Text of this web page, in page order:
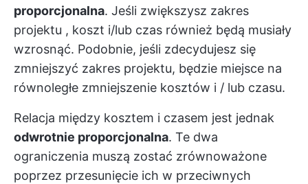
proporcjonalna. Jeśli zwiększysz zakres
projektu , koszt i/lub czas również będą musiały
wzrosnąć. Podobnie, jeśli zdecydujesz się
zmniejszyć zakres projektu, będzie miejsce na
równoległe zmniejszenie kosztów i / lub czasu.
Relacja między kosztem i czasem jest jednak
odwrotnie proporcjonalna. Te dwa
ograniczenia muszą zostać zrównoważone
poprzez przesunięcie ich w przeciwnych